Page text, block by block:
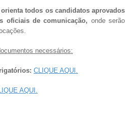
todos os candidatos aprovados
oficiais de comunicação, onde serão
necessários:
CLIQUE AQUI.
AQUI.